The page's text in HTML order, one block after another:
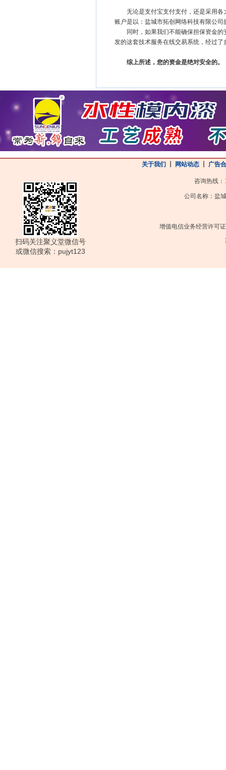
无论是支付宝支付支付，还是采用各大
账户是以：盐城市拓创网络科技有限公
同时，如果我们不能确保担保资金的
发的这套技术服务在线交易系统，经过
综上所述，您的资金是绝对安全的。
关于我们 ┋ 网站动态 ┋ 广告
扫码关注聚义堂微信号
或微信搜索：pujyt123
咨询热线：
公司名称：盐
增值电信业务经营许可